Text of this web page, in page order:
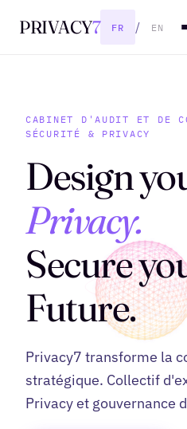
PRIVACY7 FR / EN
CABINET D'AUDIT ET DE
SÉCURITÉ & PRIVACY
Design
Privacy.
Secure
Future.
Privacy7 transforme la
stratégique. Collectif
Privacy et gouvernance